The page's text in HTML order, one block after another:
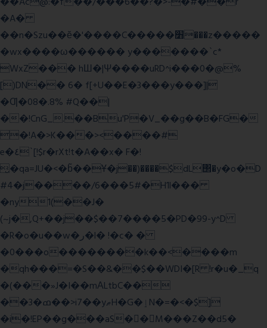
�A�
��n�Szu��ӗ�'����C�����׻���z�����
�wx����ω������ y�������`c*
WxZ��� hШ�|Ψ����uRD^i���0�@%
[)DN�� 6� f[+U��E�3���y���]|
�Ƣ�08�.8% #Q��|
��!CnG_.��Bu'P�V_��g��B�FG�
�!A�>K���><����#
e�٤`[!$r�rXt!t�A��x� F�!
̮�qa=JU�<�b̃��Ұ�j��)����$dL΢�y�o�D
#4�j����/6���5#�H1l���
�ny1(��J�
(~j�,Q+��j��$��7����5�PD�99-y^D
�R�o�u��w�ر�l� !�c� �
�0���o��������k��<����m
�qh���=�S��&��$��WDI�[R !r�u�_q
�(���»J�I��mΑLtbC��
��3�ߘ��>i7��yޠH�G�ٳN�=�<�$]
�i�!EP��g���aS��M���Z��d5�